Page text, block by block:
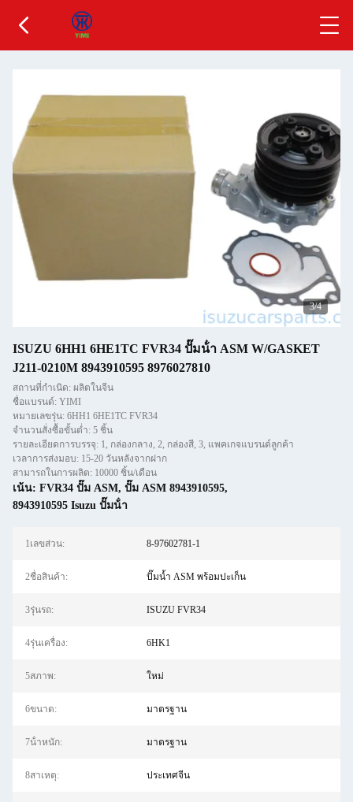
3/4
ISUZU 6HH1 6HE1TC FVR34 ปั๊มน้ํา ASM W/GASKET
J211-0210M 8943910595 8976027810
สถานที่กำเนิด: ผลิตในจีน
ชื่อแบรนด์: YIMI
หมายเลขรุ่น: 6HH1 6HE1TC FVR34
จำนวนสั่งซื้อขั้นต่ำ: 5 ชิ้น
รายละเอียดการบรรจุ: 1, กล่องกลาง, 2, กล่องสี, 3, แพคเกจแบรนด์ลูกค้า
เวลาการส่งมอบ: 15-20 วันหลังจากฝาก
สามารถในการผลิต: 10000 ชิ้น/เดือน
เน้น: FVR34 ปั๊ม ASM, ปั๊ม ASM 8943910595,
8943910595 Isuzu ปั๊มน้ํา
1เลขส่วน: 8-97602781-1
2ชื่อสินค้า: ปั๊มน้ำ ASM พร้อมปะเก็น
3รุ่นรถ: ISUZU FVR34
4รุ่นเครื่อง: 6HK1
5สภาพ: ใหม่
6ขนาด: มาตรฐาน
7น้ําหนัก: มาตรฐาน
8สาเหตุ: ประเทศจีน